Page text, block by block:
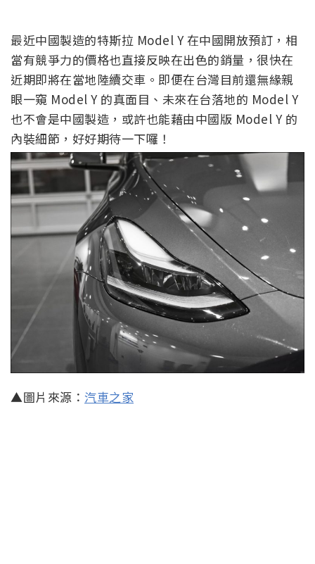
最近中國製造的特斯拉 Model Y 在中國開放預訂，相
當有競爭力的價格也直接反映在出色的銷量，很快在
近期即將在當地陸續交車。即便在台灣目前還無緣親
眼一窺 Model Y 的真面目、未來在台落地的 Model Y
也不會是中國製造，或許也能藉由中國版 Model Y 的
內裝細節，好好期待一下囉！
▲圖片來源： 汽車之家